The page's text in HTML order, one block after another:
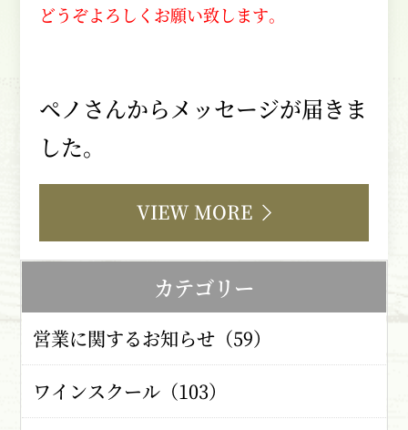
どうぞよろしくお願い致します。
ペノさんからメッセージが届きま
した。
VIEW MORE
カテゴリー
営業に関するお知らせ（59）
ワインスクール（103）